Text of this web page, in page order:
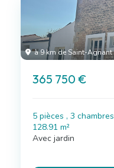
à 9 km de Saint-Agnant
365 750 €
5 pièces , 3 chambres
128.91 m²
Avec jardin